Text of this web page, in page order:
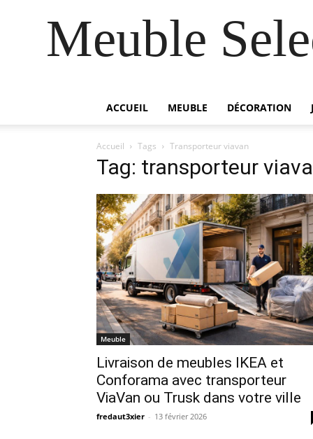
Meuble
ACCUEIL MEUBLE DÉCORATION
Accueil Tags Transporteur viavan
Tag: transporteur
Meuble
Livraison de meubles IKEA et
Conforama avec transporteur
ViaVan ou Trusk dans votre ville
fredaut3xier - 13 février 2026